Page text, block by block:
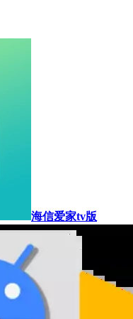
海信爱家tv版